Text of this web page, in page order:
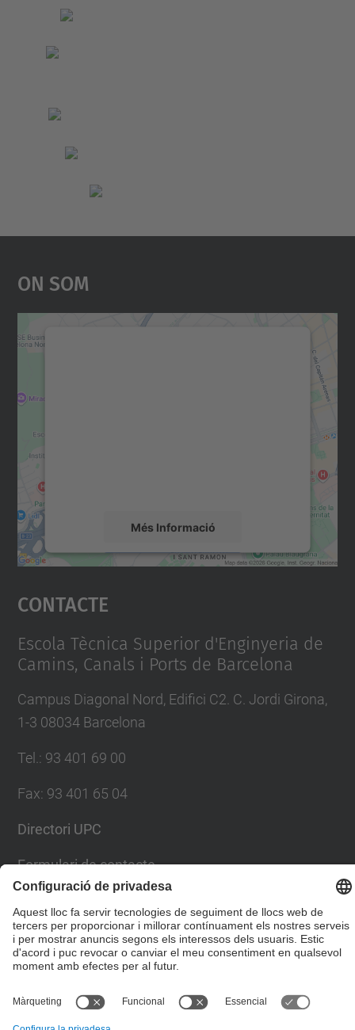
On Som
Més Informació
Accepta
powered by
Contacte
Escola Tècnica Superior d'Enginyeria de
Camins, Canals i Ports de Barcelona
Campus Diagonal Nord, Edifici C2. C. Jordi Girona,
1-3 08034 Barcelona
Tel.: 93 401 69 00
Fax: 93 401 65 04
Directori UPC
Formulari de contacte
© UPC Escola Tècnica Superior d'Enginyers de Camins,
Canals i Ports de Barcelona